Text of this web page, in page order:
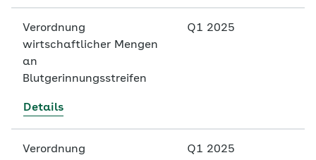
Verordnung
wirtschaftlicher Mengen
an
Blutgerinnungsstreifen
Details
Q1 2025
Verordnung
Q1 2025